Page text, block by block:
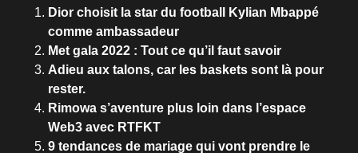
Dior choisit la star du football Kylian Mbappé
comme ambassadeur
Met gala 2022 : Tout ce qu’il faut savoir
Adieu aux talons, car les baskets sont là pour
rester.
Rimowa s’aventure plus loin dans l’espace
Web3 avec RTFKT
9 tendances de mariage qui vont prendre le